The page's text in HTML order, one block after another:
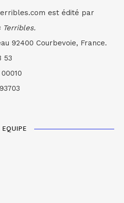
est édité par
Terribles.
92400 Courbevoie, France.
53
EQUIPE